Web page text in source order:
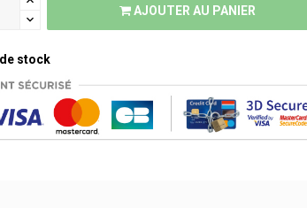
AJOUTER AU PANIER
stock